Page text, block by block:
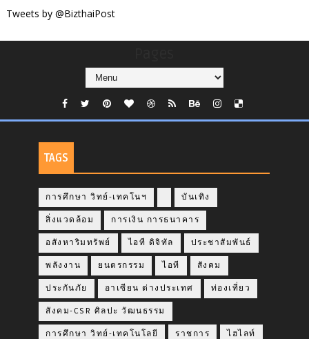
Tweets by @BizthaiPost
TAGS
การศึกษา วิทย์-เทคโนฯ บันเทิง
สิ่งแวดล้อม การเงิน การธนาคาร
อสังหาริมทรัพย์ ไอที ดิจิทัล ประชาสัมพันธ์
พลังงาน ยนตรกรรม ไอที สังคม
ประกันภัย อาเซียน ต่างประเทศ ท่องเที่ยว
สังคม-CSR ศิลปะ วัฒนธรรม
การศึกษา วิทย์-เทคโนโลยี ราชการ ไฮไลท์